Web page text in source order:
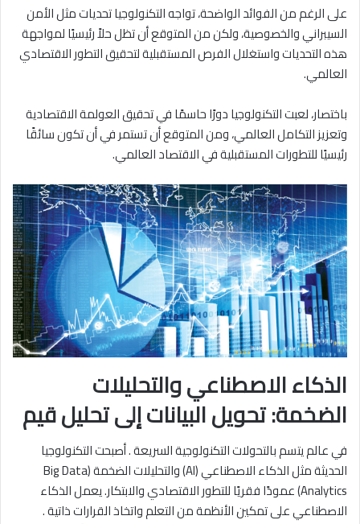
على الرغم من الفوائد الواضحة، تواجه التكنولوجيا تحديات مثل الأمن
السيبراني والخصوصية، ولكن من المتوقع أن تظل حلاً رئيسيًا لمواجهة
هذه التحديات واستغلال الفرص المستقبلية لتحقيق التطور الاقتصادي
العالمي.
باختصار، لعبت التكنولوجيا دورًا حاسمًا في تحقيق العولمة الاقتصادية
وتعزيز التكامل العالمي، ومن المتوقع أن تستمر في أن تكون سائقًا
رئيسيًا للتطورات المستقبلية في الاقتصاد العالمي.
الذكاء الاصطناعي والتحليلات
الضخمة: تحويل البيانات إلى تحليل قيم
في عالم يتسم بالتحولات التكنولوجية السريعة . أصبحت التكنولوجيا
الحديثة مثل الذكاء الاصطناعي (AI) والتحليلات الضخمة (Big Data
Analytics) عمودًا فقريًا للتطور الاقتصادي والابتكار. يعمل الذكاء
الاصطناعي على تمكين الأنظمة من التعلم واتخاذ القرارات ذاتية .